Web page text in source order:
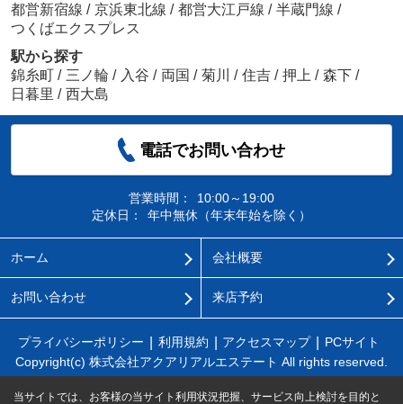
都営新宿線 / 京浜東北線 / 都営大江戸線 / 半蔵門線 /
つくばエクスプレス
駅から探す
錦糸町 / 三ノ輪 / 入谷 / 両国 / 菊川 / 住吉 / 押上 / 森下 /
日暮里 / 西大島
電話でお問い合わせ
営業時間：
10:00～19:00
定休日：
年中無休（年末年始を除く）
ホーム 会社概要
お問い合わせ 来店予約
プライバシーポリシー 利用規約 アクセスマップ
PCサイト
Copyright(c) 株式会社アクアリアルエステート All rights reserved.
当サイトでは、お客様の当サイト利用状況把握、サービス向上検討を目的と